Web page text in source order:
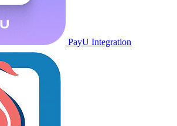
PayU Integration